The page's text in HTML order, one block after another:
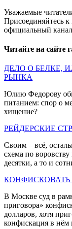
Уважаемые
Присоединяйтесь к
официальный
Читайте на сайте
ДЕЛО О БЕЛКЕ,
РЫНКА
Юлию Федорову
питанием: спор о
хищение?
РЕЙДЕРСКИЕ
Своим – всё,
схема по
десятки, а то и
КОНФИСКОВАТЬ
В Москве суд в
приговора»
долларов, хотя
конфискация в нём